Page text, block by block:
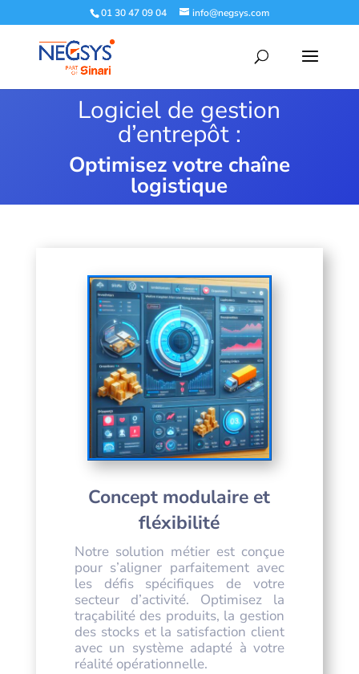
01 30 47 09 04 info@negsys.com
Logiciel de gestion
d’entrepôt :
Optimisez votre chaîne
logistique
Concept modulaire et
fléxibilité
Notre solution métier est conçue
pour s’aligner parfaitement avec
les défis spécifiques de votre
secteur d’activité. Optimisez la
traçabilité des produits, la gestion
des stocks et la satisfaction client
avec un système adapté à votre
réalité opérationnelle.